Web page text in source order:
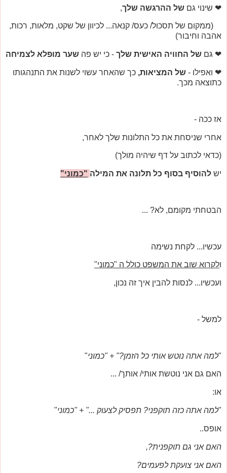
❤ שינוי גם של ההרגשה שלך,
(ממקום של תסכול/ כעס/ קנאה... לכיוון של שקט, מלאות, רכות,
אהבה וחיבור)
❤ גם של החוויה האישית שלך - כי יש פה שער מופלא לצמיחה
❤ ואפילו - של המציאות, כך שהאחר עשוי לשנות את התנהגותו
כתוצאה מכך.
אז ככה -
אחרי שניסחת את כל התלונות שלך לאחר,
(כדאי לכתוב על דף שיהיה מולך)
יש להוסיף בסוף כל תלונה את המילה "כמוני"
הבטחתי מקומם, לא? ...
עכשיו... לקחת נשימה
ולקרוא שוב את המשפט כולל ה "כמוני"
ועכשיו... לנסות להבין איך זה נכון,
למשל -
"למה אתה נוטש אותי כל הזמן?" + "כמוני"
האם גם אני נוטשת אותי/ אותך/ ...
או:
"למה אתה כזה תוקפני? תפסיק לצעוק ..." + "כמוני"
אופס..
האם אני גם תוקפנית?,
האם אני צועקת לפעמים?